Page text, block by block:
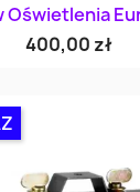
Oświetlenia
400,00 zł